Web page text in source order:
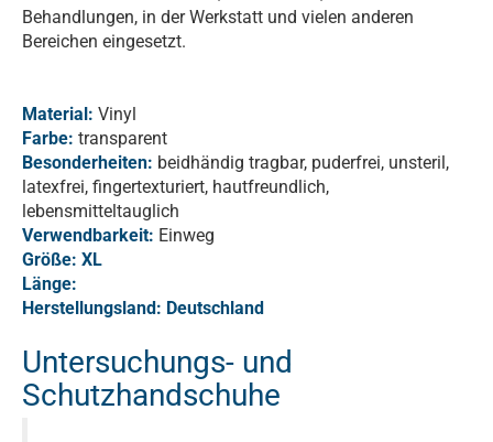
Behandlungen, in der Werkstatt und vielen anderen
Bereichen eingesetzt.
Material: Vinyl
Farbe: transparent
Besonderheiten: beidhändig tragbar, puderfrei, unsteril,
latexfrei, fingertexturiert, hautfreundlich,
lebensmitteltauglich
Verwendbarkeit: Einweg
Größe: XL
Länge:
Herstellungsland: Deutschland
Untersuchungs- und
Schutzhandschuhe